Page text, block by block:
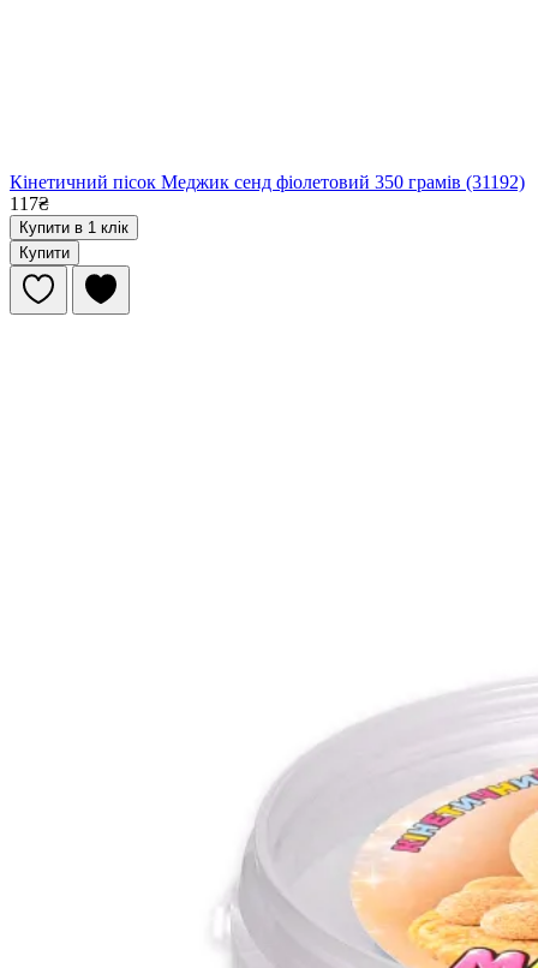
Кінетичний пісок Меджик сенд фіолетовий 350 грамів (31192)
117₴
Купити в 1 клік
Купити